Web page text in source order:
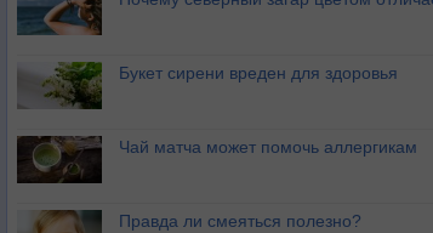
Букет сирени вреден для здоровья
Чай матча может помочь аллергикам
Правда ли смеяться полезно?